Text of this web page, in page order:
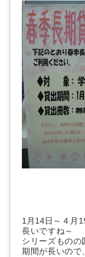
1月14日～４月
長いですね～
シリーズもの
期間が長いので